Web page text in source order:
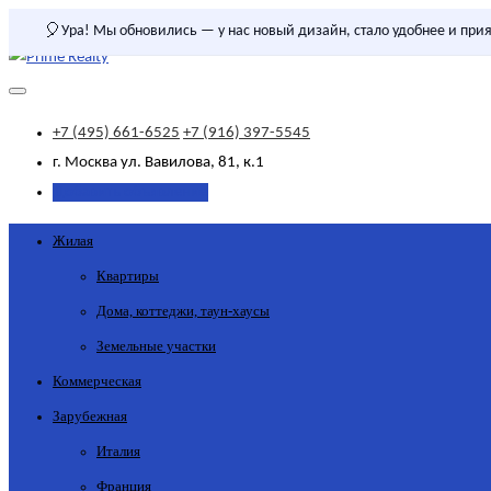
🎈 Ура! Мы обновились — у нас новый дизайн, стало удобнее и
+7 (495) 661-6525 +7 (916) 397-5545
г. Москва ул. Вавилова, 81, к.1
Жилая
Квартиры
Дома, коттеджи, таун-хаусы
Земельные участки
Коммерческая
Зарубежная
Италия
Франция